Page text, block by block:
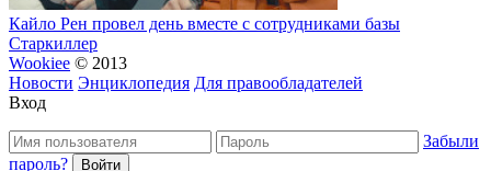
Кайло Рен провел день вместе с сотрудниками базы
Старкиллер
Wookiee © 2013
Новости Энциклопедия Для правообладателей
Вход
Забыли
пароль?